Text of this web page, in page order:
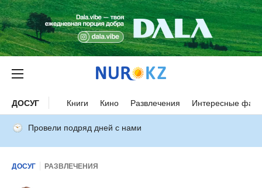
ДОСУГ Книги Кино Развлечения Интересные
Провели подряд дней с нами
ДОСУГ РАЗВЛЕЧЕНИЯ